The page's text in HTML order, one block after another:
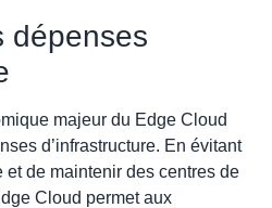
dépenses
majeur du Edge Cloud
d’infrastructure. En évitant
et de maintenir des centres de
Cloud permet aux